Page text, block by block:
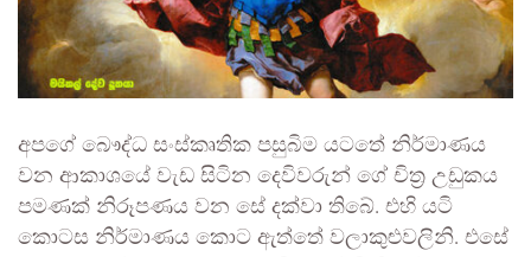
අපගේ බෞද්ධ සංස්කෘතික පසුබිම යටතේ නිර්මාණය
වන ආකාශයේ වැඩ සිටින දෙවිවරුන් ගේ චිත්‍ර උඩුකය
පමණක් නිරූපණය වන සේ දක්වා තිබේ. එහි යටි
කොටස නිර්මාණය කොට ඇත්තේ වලාකුළුවලිනි. එසේ